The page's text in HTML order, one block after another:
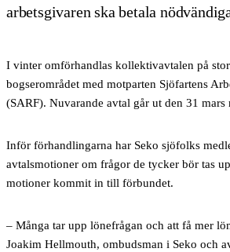
arbetsgivaren ska betala
I vinter omförhandlas kollektivavtalen på
bogserområdet med motparten Sjöfartens
(SARF). Nuvarande avtal går ut den 31 mars
Inför förhandlingarna har Seko sjöfolks
avtalsmotioner om frågor de tycker bör tas
motioner kommit in till förbundet.
– Många tar upp lönefrågan och att få mer
Joakim Hellmouth, ombudsman i Seko och